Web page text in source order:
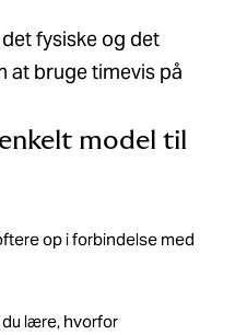
fysiske og det
at bruge timevis på
model til
op i forbindelse med
lære, hvorfor